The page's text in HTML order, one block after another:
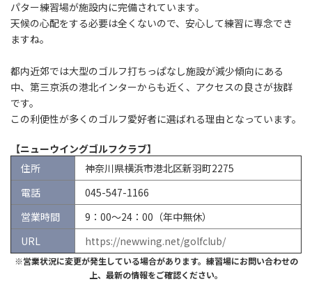
パター練習場が施設内に完備されています。
天候の心配をする必要は全くないので、安心して練習に専念でき
ますね。
都内近郊では大型のゴルフ打ちっぱなし施設が減少傾向にある
中、第三京浜の港北インターからも近く、アクセスの良さが抜群
です。
この利便性が多くのゴルフ愛好者に選ばれる理由となっています。
【ニューウイングゴルフクラブ】
住所
神奈川県横浜市港北区新羽町2275
電話
045-547-1166
営業時間
9：00～24：00（年中無休）
URL
https://newwing.net/golfclub/
※営業状況に変更が発生している場合があります。練習場にお問い合わせの
上、最新の情報をご確認ください。